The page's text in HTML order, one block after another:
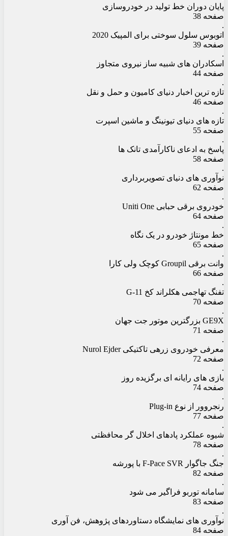
پایان دوران خط تولید در خودروسازی
صفحه 38
.
اتوبوس سلول سوختی برای المپیک 2020
صفحه 39
.
اسکادران های شبیه ساز نیروی متجاوز
صفحه 44
.
تازه ترین اخبار دنیای کامیون و حمل و نقل
صفحه 46
.
تازه های دنیای تیونینگ و ماشین اسپرت
صفحه 55
.
پاسخ به ادعای ناکارآمدی تانک ها
صفحه 58
.
نوآوری های دنیای تصویربرداری
صفحه 62
.
خودروی برقی حبابی Uniti One
صفحه 64
.
خط مونتاژ خودرو در یک نگاه
صفحه 65
.
وانت برقی Groupil کوچک ولی کارا
صفحه 66
.
تفنگ تهاجمی هکلراند کخ G-11
صفحه 70
.
GE9X بزرگترین موتور جت جهان
صفحه 71
.
معرفی خودروی زرهی تاکتیکی Nurol Ejder
صفحه 72
.
بازی های رایانه ای برگزیده روز
صفحه 74
.
رنجروور از نوع Plug-in
صفحه 77
.
شیوه عملکرد پادهای اخلال گر محافظتی
صفحه 78
.
جنگ جاگوار F-Pace SVR با پورشه
صفحه 82
.
سامانه توربو فراگیر می شود
صفحه 83
.
نوآوری های نمایشگاه دستاوردهای پژوهش، فن آوری
صفحه 84